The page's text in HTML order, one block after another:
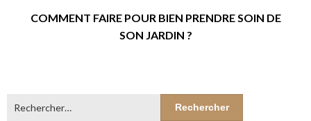
COMMENT FAIRE POUR BIEN PRENDRE SOIN DE
SON JARDIN ?